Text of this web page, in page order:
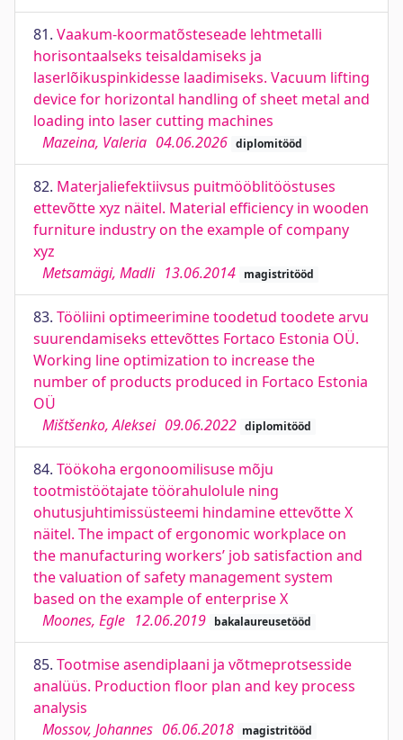
81. Vaakum-koormatõsteseade lehtmetalli
horisontaalseks teisaldamiseks ja
laserlõikuspinkidesse laadimiseks. Vacuum lifting
device for horizontal handling of sheet metal and
loading into laser cutting machines
Mazeina, Valeria 04.06.2026 diplomitööd
82. Materjaliefektiivsus puitmööblitööstuses
ettevõtte xyz näitel. Material efficiency in wooden
furniture industry on the example of company
xyz
Metsamägi, Madli 13.06.2014 magistritööd
83. Tööliini optimeerimine toodetud toodete arvu
suurendamiseks ettevõttes Fortaco Estonia OÜ.
Working line optimization to increase the
number of products produced in Fortaco Estonia
OÜ
Mištšenko, Aleksei 09.06.2022 diplomitööd
84. Töökoha ergonoomilisuse mõju
tootmistöötajate töörahulolule ning
ohutusjuhtimissüsteemi hindamine ettevõtte X
näitel. The impact of ergonomic workplace on
the manufacturing workers’ job satisfaction and
the valuation of safety management system
based on the example of enterprise X
Moones, Egle 12.06.2019 bakalaureusetööd
85. Tootmise asendiplaani ja võtmeprotsesside
analüüs. Production floor plan and key process
analysis
Mossov, Johannes 06.06.2018 magistritööd